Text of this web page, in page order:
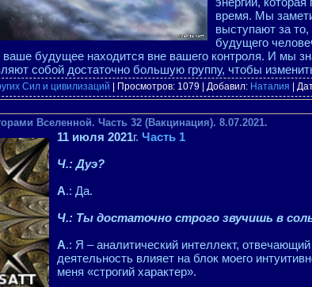
время. Мы
выступают за то,
будущего
ваше будущее находится вне вашего контроля. И мы
собой достаточно большую группу, чтобы
Сил и цивилизаций | Просмотров: 1079 | Добавил: Наталия |
Вселенной. Часть 32 (Вакцинация). 8.07.2021.
11 июля 2021г. Часть 1
Ч.: Дуэ?
А.: Да.
Ч.: Ты достаточно строго звучишь в
А.: Я – аналитический интеллект,
деятельность влияет на блок моего
меня «строгий характер».